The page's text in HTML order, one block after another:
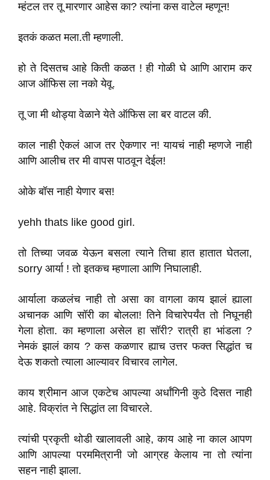
म्हंटल तर तू मारणार आहेस का? त्यांना कस वाटेल म्हणून!
इतकं कळत मला.ती म्हणाली.
हो ते दिसतच आहे किती कळत ! ही गोळी घे आणि आराम कर
आज ऑफिस ला नको येवू.
तू जा मी थोड्या वेळाने येते ऑफिस ला बर वाटल की.
काल नाही ऐकलं आज तर ऐकणार न! यायचं नाही म्हणजे नाही
आणि आलीच तर मी वापस पाठवून देईल!
ओके बॉस नाही येणार बस!
yehh thats like good girl.
तो तिच्या जवळ येऊन बसला त्याने तिचा हात हातात घेतला,
sorry आर्या ! तो इतकच म्हणाला आणि निघालाही.
आर्याला कळलंच नाही तो असा का वागला काय झालं ह्याला
अचानक आणि सॉरी का बोलला! तिने विचारेपर्यंत तो निघूनही
गेला होता. का म्हणाला असेल हा सॉरी? रात्री हा भांडला ?
नेमकं झालं काय ? कस कळणार ह्याच उत्तर फक्त सिद्धांत च
देऊ शकतो त्याला आल्यावर विचारव लागेल.
काय श्रीमान आज एकटेच आपल्या अर्धांगिनी कुठे दिसत नाही
आहे. विक्रांत ने सिद्धांत ला विचारले.
त्यांची प्रकृती थोडी खालावली आहे, काय आहे ना काल आपण
आणि आपल्या परममित्रानी जो आग्रह केलाय ना तो त्यांना
सहन नाही झाला.